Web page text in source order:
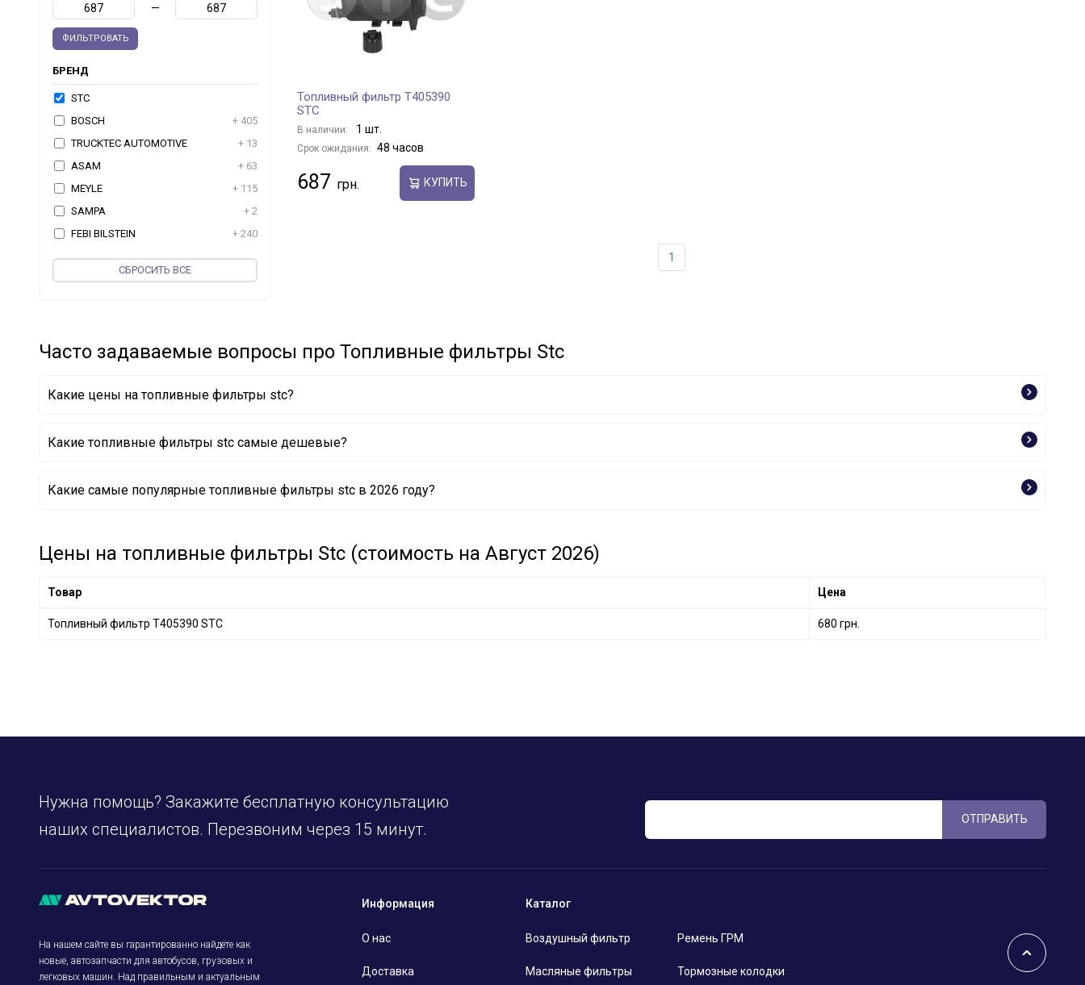
—
ФИЛЬТРОВАТЬ
БРЕНД
STC
BOSCH
+ 405
TRUCKTEC AUTOMOTIVE
+ 13
ASAM
+ 63
MEYLE
+ 115
SAMPA
+ 2
FEBI BILSTEIN
+ 240
ASHIKA
+ 86
TOPRAN
+ 5
MAGNETI MARELLI
+ 16
MEAT & DORIA
+ 111
MAPCO
+ 1
DENCKERMANN
BLUE PRINT
PURFLUX
+ 251
CLEAN FILTERS
+ 12
KAMOKA
+ 3
JAPANPARTS
+ 225
CБРОСИТЬ ВСЕ
Топливный фильтр T405390
STC
В наличии: 1 шт.
Срок ожидания: 48 часов
687 КУПИТЬ
1
Часто задаваемые вопросы про Топливные фильтры Stc
Какие цены на топливные фильтры stc?
Какие топливные фильтры stc самые дешевые?
Какие самые популярные топливные фильтры stc в 2026 году?
Цены на топливные фильтры Stc (стоимость на Август 2026)
Товар Цена
Топливный фильтр T405390 STC 680 грн.
Нужна помощь? Закажите бесплатную консультацию
наших специалистов. Перезвоним через 15 минут.
ОТПРАВИТЬ
На нашем сайте вы гарантированно найдёте как
новые, автозапчасти для автобусов, грузовых и
легковых машин. Над правильным и актуальным
Информация
О нас
Доставка
Каталог
Воздушный фильтр
Масляные фильтры
Ремень ГРМ
Тормозные колодки